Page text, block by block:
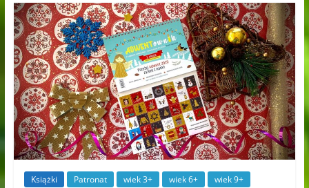
Książki Patronat wiek 3+ wiek 6+ wiek 9+